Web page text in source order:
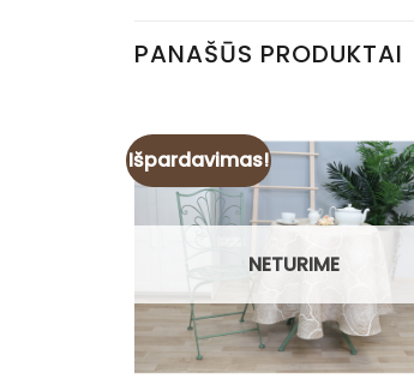
PANAŠŪS PRODUKTAI
Išpardavimas!
NETURIME